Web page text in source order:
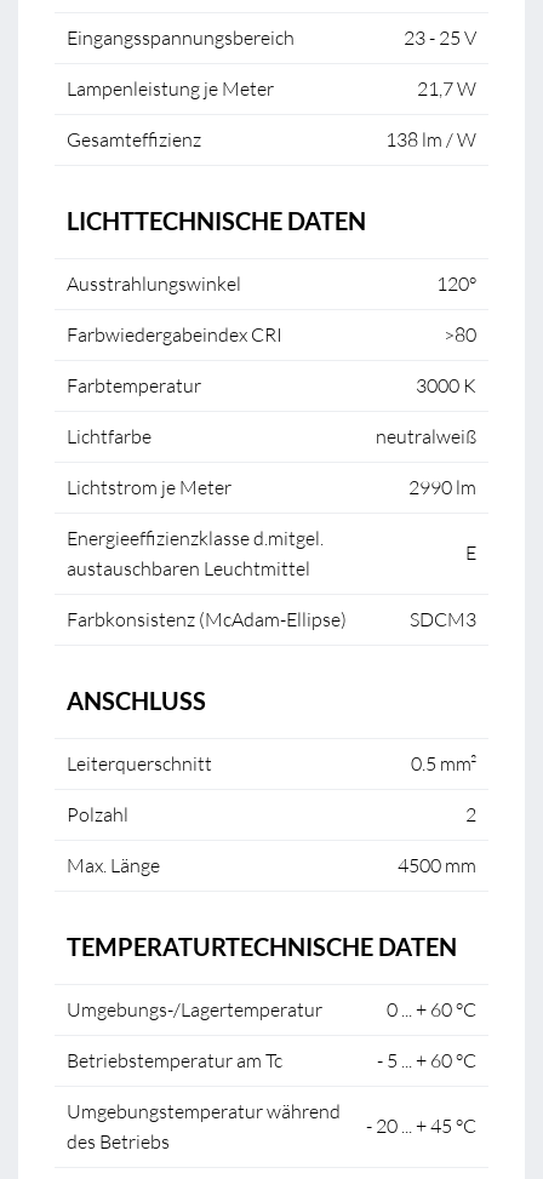
Eingangsspannungsbereich 23 - 25 V
Lampenleistung je Meter 21,7 W
Gesamteffizienz 138 lm / W
LICHTTECHNISCHE DATEN
Ausstrahlungswinkel 120°
Farbwiedergabeindex CRI >80
Farbtemperatur 3000 K
Lichtfarbe neutralweiß
Lichtstrom je Meter 2990 lm
Energieeffizienzklasse d.mitgel.
austauschbaren Leuchtmittel
E
Farbkonsistenz (McAdam-Ellipse) SDCM3
ANSCHLUSS
Leiterquerschnitt 0.5 mm²
Polzahl 2
Max. Länge 4500 mm
TEMPERATURTECHNISCHE DATEN
Umgebungs-/Lagertemperatur 0 ... + 60 °C
Betriebstemperatur am Tc - 5 ... + 60 °C
Umgebungstemperatur während
des Betriebs
- 20 ... + 45 °C